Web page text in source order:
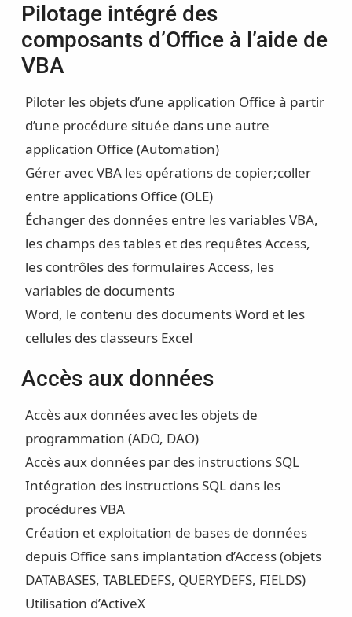
Pilotage intégré des
composants d’Office à l’aide de
VBA
Piloter les objets d’une application Office à partir
d’une procédure située dans une autre
application Office (Automation)
Gérer avec VBA les opérations de copier;coller
entre applications Office (OLE)
Échanger des données entre les variables VBA,
les champs des tables et des requêtes Access,
les contrôles des formulaires Access, les
variables de documents
Word, le contenu des documents Word et les
cellules des classeurs Excel
Accès aux données
Accès aux données avec les objets de
programmation (ADO, DAO)
Accès aux données par des instructions SQL
Intégration des instructions SQL dans les
procédures VBA
Création et exploitation de bases de données
depuis Office sans implantation d’Access (objets
DATABASES, TABLEDEFS, QUERYDEFS, FIELDS)
Utilisation d’ActiveX